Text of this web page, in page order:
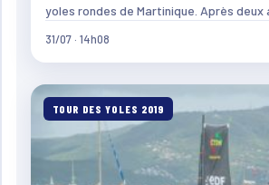
yoles rondes de Martinique. Après deux
31/07 · 14h08
TOUR DES YOLES 2019